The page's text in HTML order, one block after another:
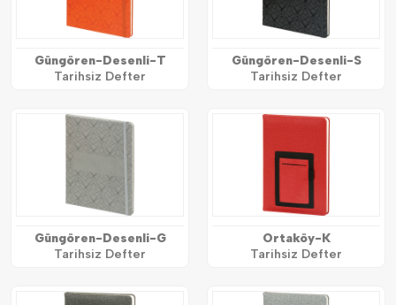
Güngören-Desenli-T
Tarihsiz Defter
Güngören-Desenli-S
Tarihsiz Defter
Güngören-Desenli-G
Tarihsiz Defter
Ortaköy-K
Tarihsiz Defter